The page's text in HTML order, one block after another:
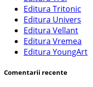
Editura Tritonic
Editura Univers
Editura Vellant
Editura Vremea
Editura YoungArt
Comentarii recente